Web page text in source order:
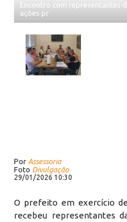
Encontro com representantes
ações pr
Por Assessoria
Foto Divulgação
29/01/2026 10:30
O prefeito em exercício
recebeu representantes